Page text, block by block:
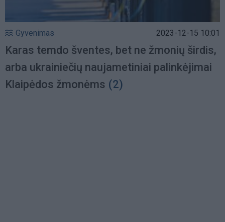
Gyvenimas 2023-12-15 10:01
Karas temdo šventes, bet ne žmonių širdis,
arba ukrainiečių naujametiniai palinkėjimai
Klaipėdos žmonėms (2)